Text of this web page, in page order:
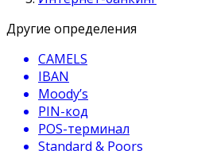
Другие определения
CAMELS
IBAN
Moody’s
PIN-код
POS-терминал
Standard & Poors